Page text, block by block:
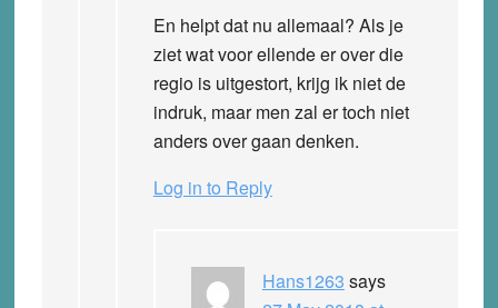
En helpt dat nu allemaal? Als je
ziet wat voor ellende er over die
regio is uitgestort, krijg ik niet de
indruk, maar men zal er toch niet
anders over gaan denken.
Log in to Reply
Hans1263 says